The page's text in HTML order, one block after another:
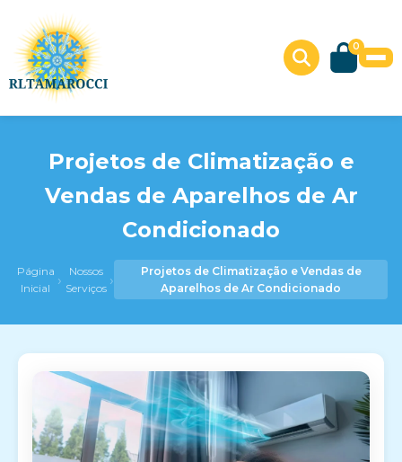
0
Projetos de Climatização e
Vendas de Aparelhos de Ar
Condicionado
Página
Inicial
›
Nossos
Serviços ›
Projetos de Climatização e Vendas de
Aparelhos de Ar Condicionado